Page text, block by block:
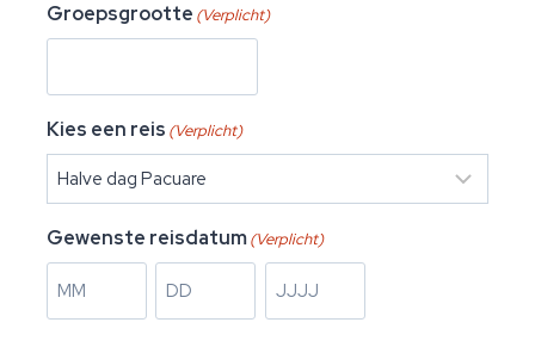
Groepsgrootte (Verplicht)
Kies een reis (Verplicht)
Gewenste reisdatum(Verplicht)